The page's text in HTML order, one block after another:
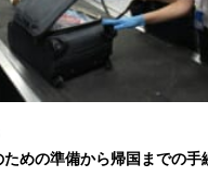
めの準備から帰国までの手